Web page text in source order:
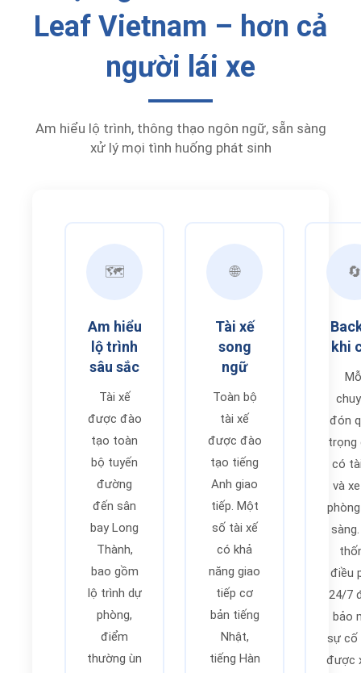
Leaf Vietnam – hơn cả
người lái xe
Am hiểu lộ trình, thông thạo ngôn ngữ, sẵn sàng
xử lý mọi tình huống phát sinh
🗺️
Am hiểu
lộ trình
sâu sắc
Tài xế
được đào
tạo toàn
bộ tuyến
đường
đến sân
bay Long
Thành,
bao gồm
lộ trình dự
phòng,
điểm
thường ùn
🌐
Tài xế
song
ngữ
Toàn bộ
tài xế
được đào
tạo tiếng
Anh giao
tiếp. Một
số tài xế
có khả
năng giao
tiếp cơ
bản tiếng
Nhật,
tiếng Hàn
🔄
khi
đón
trọng
có
và
điều
24/7
bảo
sự cố
được